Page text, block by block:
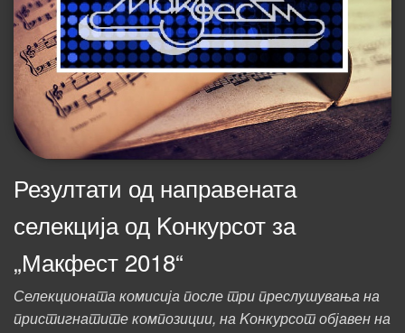
Резултати од направената
селекција од Kонкурсот за
„Макфест 2018“
Селекционата комисија после три преслушувања на
пристигнатите композиции, на Kонкурсот објавен на